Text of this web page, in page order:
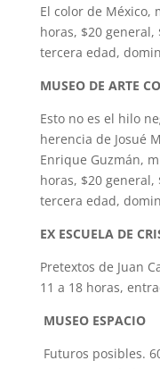
El color de México,
horas, $20
tercera edad,
MUSEO DE ARTE
Esto no es el hilo
herencia de Josué
Enrique Guzmán,
horas, $20
tercera edad,
EX ESCUELA DE
Pretextos de Juan
11 a 18 horas,
MUSEO ESPACIO
Futuros posibles.